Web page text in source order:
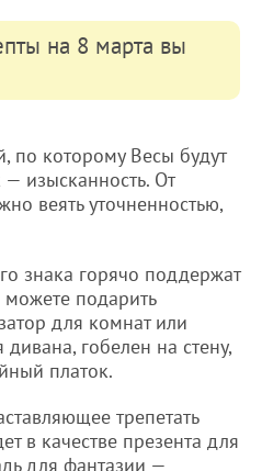
на 8 марта вы
по которому Весы будут
изысканность. От
веять уточненностью,
знака горячо поддержат
подарить
для комнат или
гобелен на стену,
платок.
трепетать
в качестве презента для
для фантазии —